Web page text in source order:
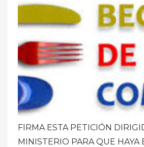
FIRMA ESTA PETICIÓN
MINISTERIO PARA QUE HAYA